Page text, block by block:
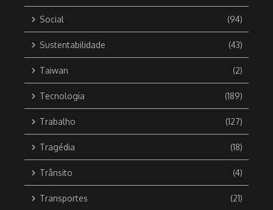
Social (94)
Sustentabilidade (43)
Taiwan (2)
Tecnologia (189)
Trabalho (127)
Tragédia (18)
Trânsito (4)
Transportes (21)